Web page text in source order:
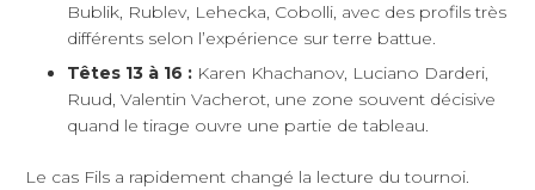
Bublik, Rublev, Lehecka, Cobolli, avec des profils très
différents selon l’expérience sur terre battue.
Têtes 13 à 16 : Karen Khachanov, Luciano Darderi,
Ruud, Valentin Vacherot, une zone souvent décisive
quand le tirage ouvre une partie de tableau.
Le cas Fils a rapidement changé la lecture du tournoi.